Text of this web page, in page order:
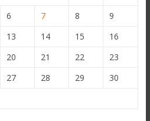
6 7 8
9
13 14 15
16
20 21 22
23
27 28 29
30